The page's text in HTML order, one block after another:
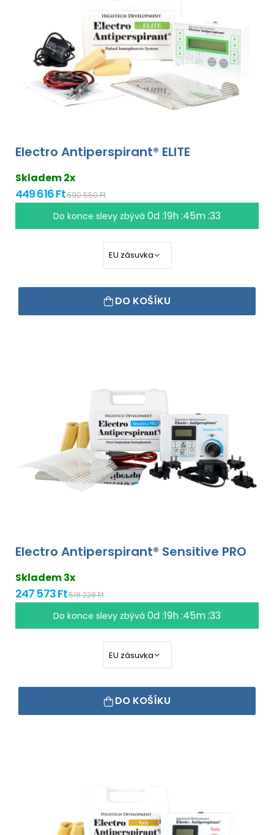
Electro Antiperspirant® ELITE
Skladem 2x
449 616 Ft690 550 Ft
Do konce slevy zbývá 0d :19h :45m :33
DO KOŠÍKU
Electro Antiperspirant® Sensitive PRO
Skladem 3x
247 573 Ft518 228 Ft
Do konce slevy zbývá 0d :19h :45m :33
DO KOŠÍKU